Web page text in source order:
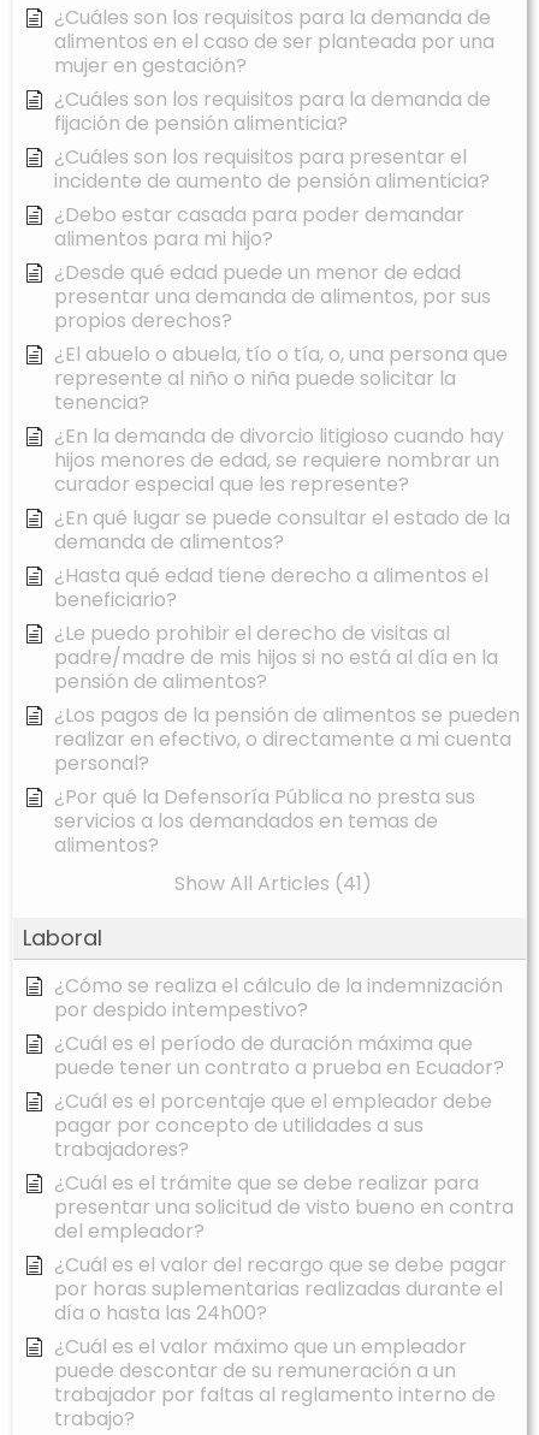
¿Cuáles son los requisitos para la demanda de
alimentos en el caso de ser planteada por una
mujer en gestación?
¿Cuáles son los requisitos para la demanda de
fijación de pensión alimenticia?
¿Cuáles son los requisitos para presentar el
incidente de aumento de pensión alimenticia?
¿Debo estar casada para poder demandar
alimentos para mi hijo?
¿Desde qué edad puede un menor de edad
presentar una demanda de alimentos, por sus
propios derechos?
¿El abuelo o abuela, tío o tía, o, una persona que
represente al niño o niña puede solicitar la
tenencia?
¿En la demanda de divorcio litigioso cuando hay
hijos menores de edad, se requiere nombrar un
curador especial que les represente?
¿En qué lugar se puede consultar el estado de la
demanda de alimentos?
¿Hasta qué edad tiene derecho a alimentos el
beneficiario?
¿Le puedo prohibir el derecho de visitas al
padre/madre de mis hijos si no está al día en la
pensión de alimentos?
¿Los pagos de la pensión de alimentos se pueden
realizar en efectivo, o directamente a mi cuenta
personal?
¿Por qué la Defensoría Pública no presta sus
servicios a los demandados en temas de
alimentos?
Show All Articles (41)
Laboral
¿Cómo se realiza el cálculo de la indemnización
por despido intempestivo?
¿Cuál es el período de duración máxima que
puede tener un contrato a prueba en Ecuador?
¿Cuál es el porcentaje que el empleador debe
pagar por concepto de utilidades a sus
trabajadores?
¿Cuál es el trámite que se debe realizar para
presentar una solicitud de visto bueno en contra
del empleador?
¿Cuál es el valor del recargo que se debe pagar
por horas suplementarias realizadas durante el
día o hasta las 24h00?
¿Cuál es el valor máximo que un empleador
puede descontar de su remuneración a un
trabajador por faltas al reglamento interno de
trabajo?